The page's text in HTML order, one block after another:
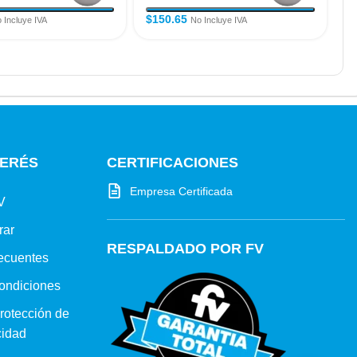
Incluye IVA $150.65 No Incluye IVA
de
CERTIFICACIONES
Empresa Certificada
RESPALDADO POR FV